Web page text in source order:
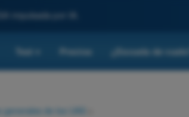
impulsada por IA.
Test Precios ¿Escuela de vuelo?
generales de los UAS